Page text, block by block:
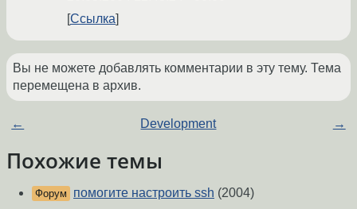
Ссылка
Вы не можете добавлять комментарии в эту тему. Тема
перемещена в архив.
← Development →
Похожие темы
Форум помогите настроить ssh (2004)